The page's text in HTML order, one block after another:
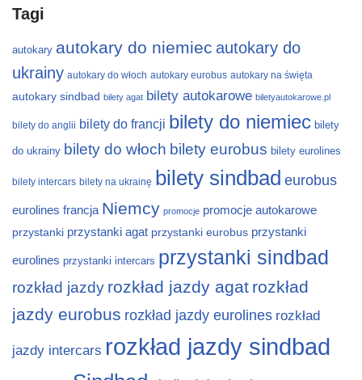
Tagi
autokary autokary do niemiec autokary do
ukrainy autokary do włoch autokary eurobus autokary na święta
autokary sindbad bilety agat bilety autokarowe biletyautokarowe.pl
bilety do anglii bilety do francji bilety do niemiec bilety
do ukrainy bilety do włoch bilety eurobus bilety eurolines
bilety intercars bilety na ukrainę bilety sindbad eurobus
eurolines francja Niemcy promocje promocje autokarowe
przystanki przystanki agat przystanki eurobus przystanki
eurolines przystanki intercars przystanki sindbad
rozkład jazdy rozkład jazdy agat rozkład
jazdy eurobus rozkład jazdy eurolines rozkład
jazdy intercars rozkład jazdy sindbad